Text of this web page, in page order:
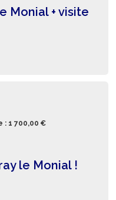
Monial + visite
1 700,00 €
le Monial !